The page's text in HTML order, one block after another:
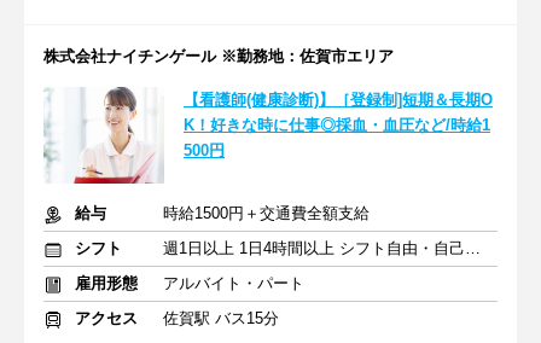
株式会社ナイチンゲール ※勤務地：佐賀市エリア
【看護師(健康診断)】［登録制]短期＆長期O
K！好きな時に仕事◎採血・血圧など/時給1
500円
給与
時給1500円＋交通費全額支給
シフト
週1日以上 1日4時間以上 シフト自由・自己申告
雇用形態
アルバイト・パート
アクセス
佐賀駅 バス15分